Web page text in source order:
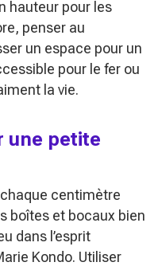
hauteur pour les
penser au
un espace pour un
pour le fer ou
la vie.
une petite
centimètre
boîtes et bocaux bien
dans l’esprit
Kondo. Utiliser